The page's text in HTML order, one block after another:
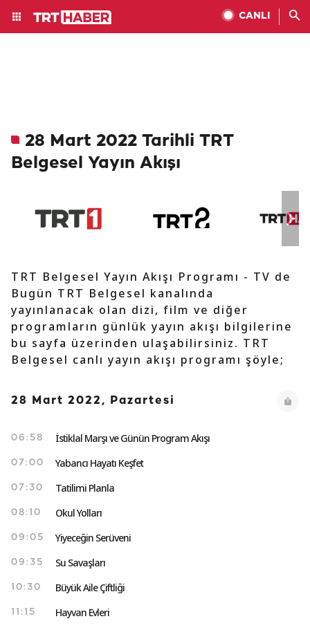
CANLI
28 Mart 2022 Tarihli TRT
Belgesel Yayın Akışı
TRT Belgesel Yayın Akışı Programı - TV de
Bugün TRT Belgesel kanalında
yayınlanacak olan dizi, film ve diğer
programların günlük yayın akışı bilgilerine
bu sayfa üzerinden ulaşabilirsiniz. TRT
Belgesel canlı yayın akışı programı şöyle;
28 Mart 2022, Pazartesi
06:58 İstiklal Marşı ve Günün Program Akışı
07:00 Yabancı Hayatı Keşfet
07:30 Tatilimi Planla
08:10 Okul Yolları
09:05 Yiyeceğin Serüveni
09:35 Su Savaşları
10:30 Büyük Aile Çiftliği
11:15 Hayvan Evleri